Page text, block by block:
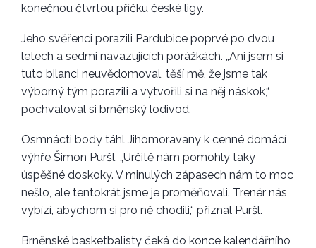
konečnou čtvrtou příčku české ligy.
Jeho svěřenci porazili Pardubice poprvé po dvou
letech a sedmi navazujících porážkách. „Ani jsem si
tuto bilanci neuvědomoval, těší mě, že jsme tak
výborný tým porazili a vytvořili si na něj náskok,“
pochvaloval si brněnský lodivod.
Osmnácti body táhl Jihomoravany k cenné domácí
výhře Šimon Puršl. „Určitě nám pomohly taky
úspěšné doskoky. V minulých zápasech nám to moc
nešlo, ale tentokrát jsme je proměňovali. Trenér nás
vybízí, abychom si pro ně chodili,“ přiznal Puršl.
Brněnské basketbalisty čeká do konce kalendářního